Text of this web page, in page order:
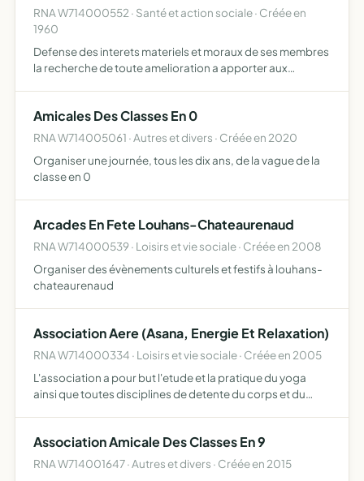
RNA W714000552 · Santé et action sociale · Créée en
1960
Defense des interets materiels et moraux de ses membres
la recherche de toute amelioration a apporter aux
des liens d'…
Amicales Des Classes En 0
RNA W714005061 · Autres et divers · Créée en 2020
Organiser une journée, tous les dix ans, de la vague de la
classe en 0
Arcades En Fete Louhans-Chateaurenaud
RNA W714000539 · Loisirs et vie sociale · Créée en 2008
Organiser des évènements culturels et festifs à louhans-
chateaurenaud
Association Aere (Asana, Energie Et Relaxation)
RNA W714000334 · Loisirs et vie sociale · Créée en 2005
L'association a pour but l'etude et la pratique du yoga
ainsi que toutes disciplines de detente du corps et du
Association Amicale Des Classes En 9
RNA W714001647 · Autres et divers · Créée en 2015